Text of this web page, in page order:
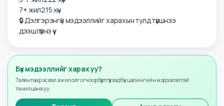
0-1 жил39хүн
1-3 жил355хүн
5-7 жил222хүн
7+ жил215хүн
🔒 Дэлгэрэнгүй мэдээллийг харахын тулд түвшнээ
дээшлүүлнэ үү